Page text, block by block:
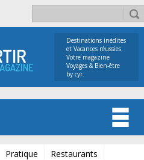
Destinations inédites
et Vacances réussies.
Votre magazine
Voyages & Bien-être
by cyr.
Pratique
Restaurants